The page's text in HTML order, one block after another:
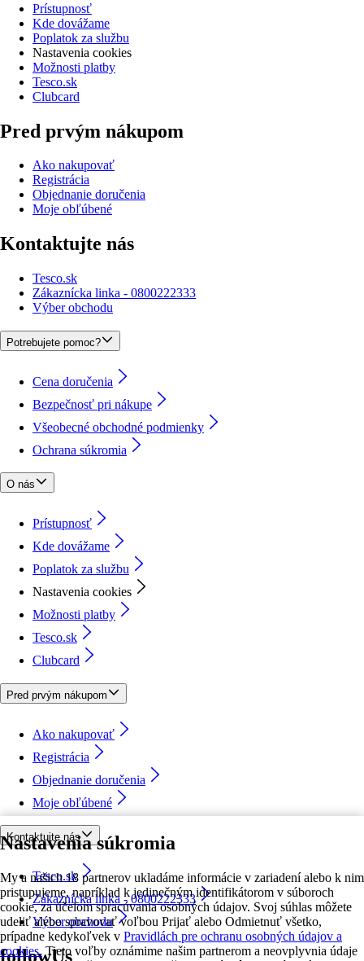
Nastavenia súkromia
My a našich 18 partnerov ukladáme informácie v zariadení alebo k nim
pristupujeme, napríklad k jedinečným identifikátorom v súboroch
cookie, za účelom spracúvania osobných údajov. Svoj súhlas môžete
udeliť alebo spravovať voľbou Prijať alebo Odmietnuť všetko,
prípadne kedykoľvek v Pravidlách pre ochranu osobných údajov a
cookies. Tieto voľby oznámime našim partnerom a neovplyvnia údaje
Prístupnosť
Kde dovážame
Poplatok za službu
Nastavenia cookies
Možnosti platby
Tesco.sk
Clubcard
Pred prvým nákupom
Ako nakupovať
Registrácia
Objednanie doručenia
Moje obľúbené
Kontaktujte nás
Tesco.sk
Zákaznícka linka - 0800222333
Výber obchodu
Potrebujete pomoc?
Cena doručenia
Bezpečnosť pri nákupe
Všeobecné obchodné podmienky
Ochrana súkromia
O nás
Prístupnosť
Kde dovážame
Poplatok za službu
Nastavenia cookies
Možnosti platby
Tesco.sk
Clubcard
Pred prvým nákupom
Ako nakupovať
Registrácia
Objednanie doručenia
Moje obľúbené
Kontaktujte nás
Tesco.sk
Zákaznícka linka - 0800222333
Výber obchodu
followUs